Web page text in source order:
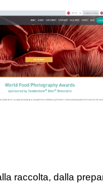
raccolta, dalla